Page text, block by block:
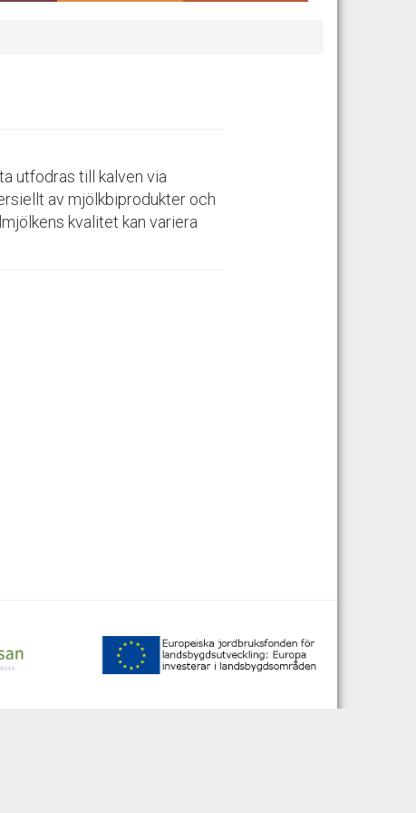
utfodras till kalven via
av mjölkbiprodukter och
kvalitet kan variera